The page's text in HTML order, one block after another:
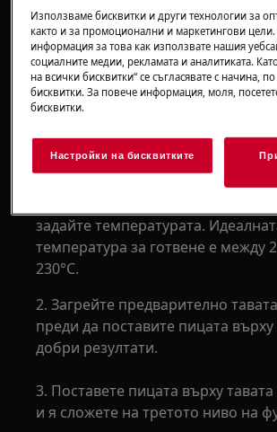
долния реотан работят заедно,
равномерно Вашата пица.
Можете също така да използвате
функция, за да изпечете идеално
корички на тарт, киш, пай или
Как да използвате
пица
задайте температурата.
температура за готвене е между
230°C.
2. Загрейте предварително
преди да поставите пицата
добри резултати.
3. Поставете пицата върху
и я сложете на третото ниво на
Използваме бисквитки и други технологии за
както и за промоционални и маркетингови
информация за това как използвате нашия
социалните медии, рекламата и аналитиката.
на всички бисквитки“ се съгласявате с начина,
бисквитки. За повече информация, моля,
бисквитки.
Настройки на бисквитките